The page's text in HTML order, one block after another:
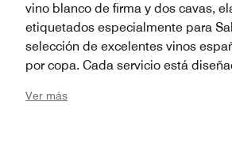
vino blanco de firma y dos cavas,
etiquetados especialmente para
selección de excelentes vinos
por copa. Cada servicio está
realmente la esencia de este
Ver más